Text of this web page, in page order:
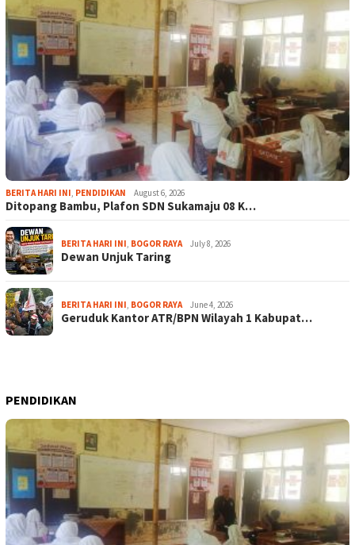
BERITA HARI INI, PENDIDIKAN August 6, 2026
Ditopang Bambu, Plafon SDN Sukamaju 08 K…
BERITA HARI INI, BOGOR RAYA July 8, 2026
Dewan Unjuk Taring
BERITA HARI INI, BOGOR RAYA June 4, 2026
Geruduk Kantor ATR/BPN Wilayah 1 Kabupat…
PENDIDIKAN